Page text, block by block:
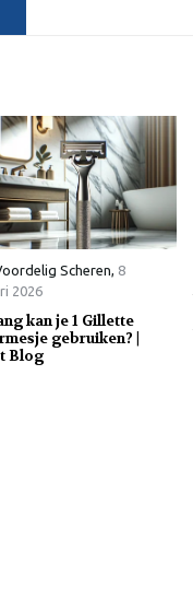
Scheren, 8
2026
kan je 1 Gillette
gebruiken? |
Blog